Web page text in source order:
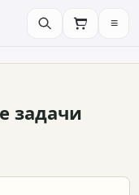
≡
задачи